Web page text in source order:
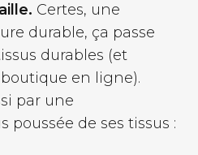
Certes, une
durable, ça passe
durables (et
en ligne).
par une
poussée de ses tissus :